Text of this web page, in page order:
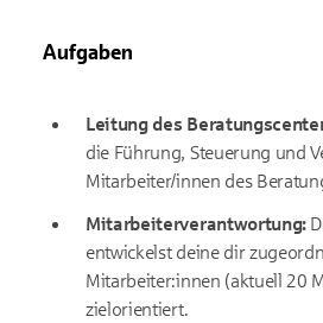
Aufgaben
Leitung des
die Führung, Steuerung und
Mitarbeiter/innen des
Mitarbeiterverantwortung:
entwickelst deine dir
Mitarbeiter:innen (aktuell 20
zielorientiert.